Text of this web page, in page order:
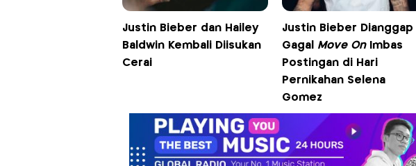
Justin Bieber dan Hailey
Baldwin Kembali Diisukan
Cerai
Justin Bieber Dianggap
Gagal Move OnImbas
Postingan di Hari
Pernikahan Selena
Gomez